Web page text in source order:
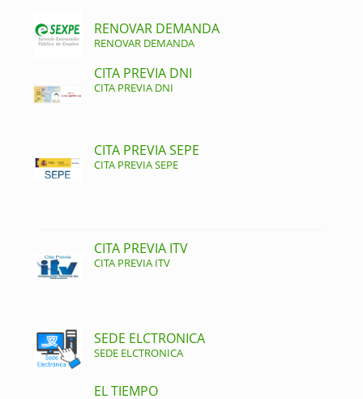
RENOVAR DEMANDA
RENOVAR DEMANDA
CITA PREVIA DNI
CITA PREVIA DNI
CITA PREVIA SEPE
CITA PREVIA SEPE
CITA PREVIA ITV
CITA PREVIA ITV
SEDE ELCTRONICA
SEDE ELCTRONICA
EL TIEMPO